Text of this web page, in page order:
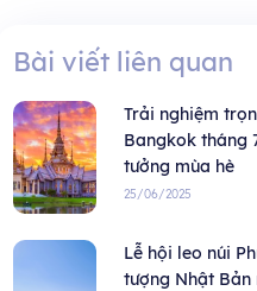
Bài viết liên quan
Trải nghiệm
Bangkok tháng
tưởng mùa hè
25/06/2025
Lễ hội leo núi
tượng Nhật Bản